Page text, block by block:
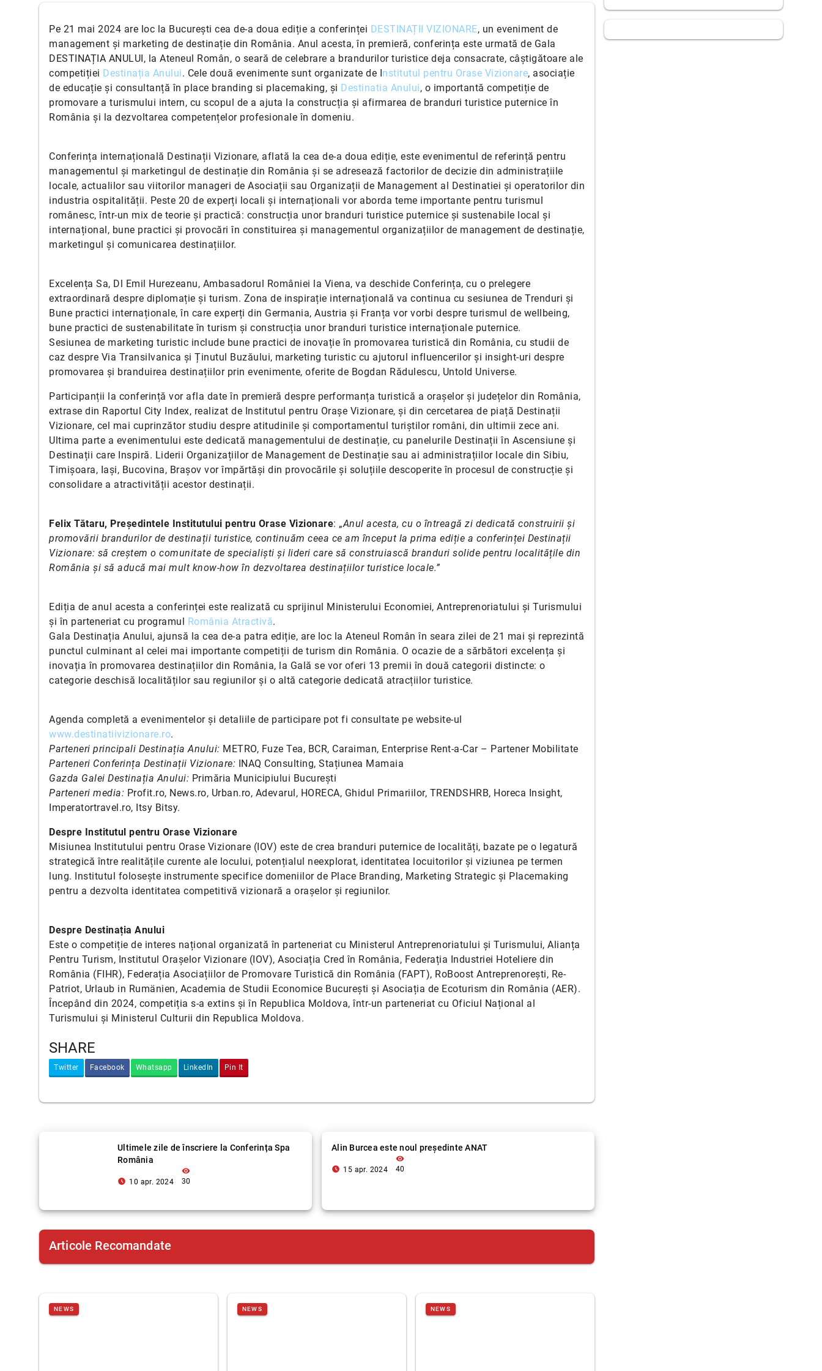
Pe 21 mai 2024 are loc la București cea de-a doua ediție a conferinței DESTINAȚII VIZIONARE, un eveniment de
management și marketing de destinație din România. Anul acesta, în premieră, conferința este urmată de Gala
DESTINAȚIA ANULUI, la Ateneul Român, o seară de celebrare a brandurilor turistice deja consacrate, câștigătoare ale
competiției Destinația Anului. Cele două evenimente sunt organizate de Institutul pentru Orase Vizionare, asociație
de educație și consultanță în place branding si placemaking, și Destinatia Anului, o importantă competiție de
promovare a turismului intern, cu scopul de a ajuta la construcția și afirmarea de branduri turistice puternice în
România și la dezvoltarea competențelor profesionale în domeniu.
Conferința internațională Destinații Vizionare, aflată la cea de-a doua ediție, este evenimentul de referință pentru
managementul și marketingul de destinație din România și se adresează factorilor de decizie din administrațiile
locale, actualilor sau viitorilor manageri de Asociații sau Organizații de Management al Destinatiei și operatorilor din
industria ospitalității. Peste 20 de experți locali și internaționali vor aborda teme importante pentru turismul
românesc, într-un mix de teorie și practică: construcția unor branduri turistice puternice și sustenabile local și
internațional, bune practici și provocări în constituirea și managementul organizațiilor de management de destinație,
marketingul și comunicarea destinațiilor.
Excelența Sa, Dl Emil Hurezeanu, Ambasadorul României la Viena, va deschide Conferința, cu o prelegere
extraordinară despre diplomație și turism. Zona de inspirație internațională va continua cu sesiunea de Trenduri și
Bune practici internaționale, în care experți din Germania, Austria și Franța vor vorbi despre turismul de wellbeing,
bune practici de sustenabilitate în turism și construcția unor branduri turistice internaționale puternice.
Sesiunea de marketing turistic include bune practici de inovație în promovarea turistică din România, cu studii de
caz despre Via Transilvanica și Ținutul Buzăului, marketing turistic cu ajutorul influencerilor și insight-uri despre
promovarea și branduirea destinațiilor prin evenimente, oferite de Bogdan Rădulescu, Untold Universe.
Participanții la conferință vor afla date în premieră despre performanța turistică a orașelor și județelor din România,
extrase din Raportul City Index, realizat de Institutul pentru Orașe Vizionare, și din cercetarea de piață Destinații
Vizionare, cel mai cuprinzător studiu despre atitudinile și comportamentul turiștilor români, din ultimii zece ani.
Ultima parte a evenimentului este dedicată managementului de destinație, cu panelurile Destinații în Ascensiune și
Destinații care Inspiră. Liderii Organizațiilor de Management de Destinație sau ai administrațiilor locale din Sibiu,
Timișoara, Iași, Bucovina, Brașov vor împărtăși din provocările și soluțiile descoperite în procesul de construcție și
consolidare a atractivității acestor destinații.
Felix Tătaru, Președintele Institutului pentru Orase Vizionare: „Anul acesta, cu o întreagă zi dedicată construirii și
promovării brandurilor de destinații turistice, continuăm ceea ce am început la prima ediție a conferinței Destinații
Vizionare: să creștem o comunitate de specialiști și lideri care să construiască branduri solide pentru localitățile din
România și să aducă mai mult know-how în dezvoltarea destinațiilor turistice locale.”
Ediția de anul acesta a conferinței este realizată cu sprijinul Ministerului Economiei, Antreprenoriatului și Turismului
și în parteneriat cu programul România Atractivă.
Gala Destinația Anului, ajunsă la cea de-a patra ediție, are loc la Ateneul Român în seara zilei de 21 mai și reprezintă
punctul culminant al celei mai importante competiții de turism din România. O ocazie de a sărbători excelența și
inovația în promovarea destinațiilor din România, la Gală se vor oferi 13 premii în două categorii distincte: o
categorie deschisă localităților sau regiunilor și o altă categorie dedicată atracțiilor turistice.
Agenda completă a evenimentelor și detaliile de participare pot fi consultate pe website-ul
www.destinatiivizionare.ro.
Parteneri principali Destinația Anului: METRO, Fuze Tea, BCR, Caraiman, Enterprise Rent-a-Car – Partener Mobilitate
Parteneri Conferința Destinații Vizionare: INAQ Consulting, Stațiunea Mamaia
Gazda Galei Destinația Anului: Primăria Municipiului București
Parteneri media: Profit.ro, News.ro, Urban.ro, Adevarul, HORECA, Ghidul Primariilor, TRENDSHRB, Horeca Insight,
Imperatortravel.ro, Itsy Bitsy.
Despre Institutul pentru Orase Vizionare
Misiunea Institutului pentru Orase Vizionare (IOV) este de crea branduri puternice de localități, bazate pe o legatură
strategică între realitățile curente ale locului, potențialul neexplorat, identitatea locuitorilor și viziunea pe termen
lung. Institutul folosește instrumente specifice domeniilor de Place Branding, Marketing Strategic și Placemaking
pentru a dezvolta identitatea competitivă vizionară a orașelor și regiunilor.
Despre Destinația Anului
Este o competiție de interes național organizată în parteneriat cu Ministerul Antreprenoriatului și Turismului, Alianța
Pentru Turism, Institutul Orașelor Vizionare (IOV), Asociația Cred în România, Federația Industriei Hoteliere din
România (FIHR), Federația Asociațiilor de Promovare Turistică din România (FAPT), RoBoost Antreprenorești, Re-
Patriot, Urlaub in Rumänien, Academia de Studii Economice București și Asociația de Ecoturism din România (AER).
Începând din 2024, competiția s-a extins și în Republica Moldova, într-un parteneriat cu Oficiul Național al
Turismului și Ministerul Culturii din Republica Moldova.
SHARE
Twitter Facebook Whatsapp LinkedIn Pin It
Ultimele zile de înscriere la Conferința Spa
România
access_time_filled 10 apr. 2024
visibility
30
Alin Burcea este noul președinte ANAT
access_time_filled 15 apr. 2024
visibility
40
Articole Recomandate
NEWS NEWS NEWS